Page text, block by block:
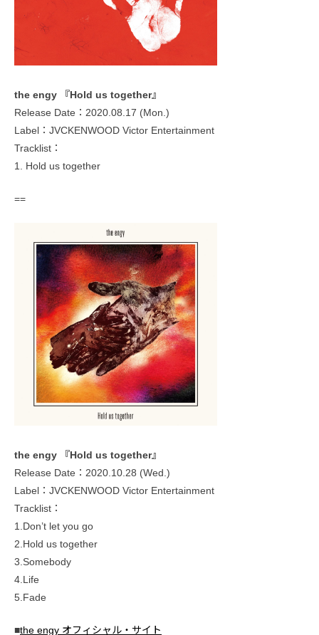
the engy 『Hold us together』
Release Date：2020.08.17 (Mon.)
Label：JVCKENWOOD Victor Entertainment
Tracklist：
1. Hold us together
==
the engy 『Hold us together』
Release Date：2020.10.28 (Wed.)
Label：JVCKENWOOD Victor Entertainment
Tracklist：
1.Don’t let you go
2.Hold us together
3.Somebody
4.Life
5.Fade
■the engy オフィシャル・サイト